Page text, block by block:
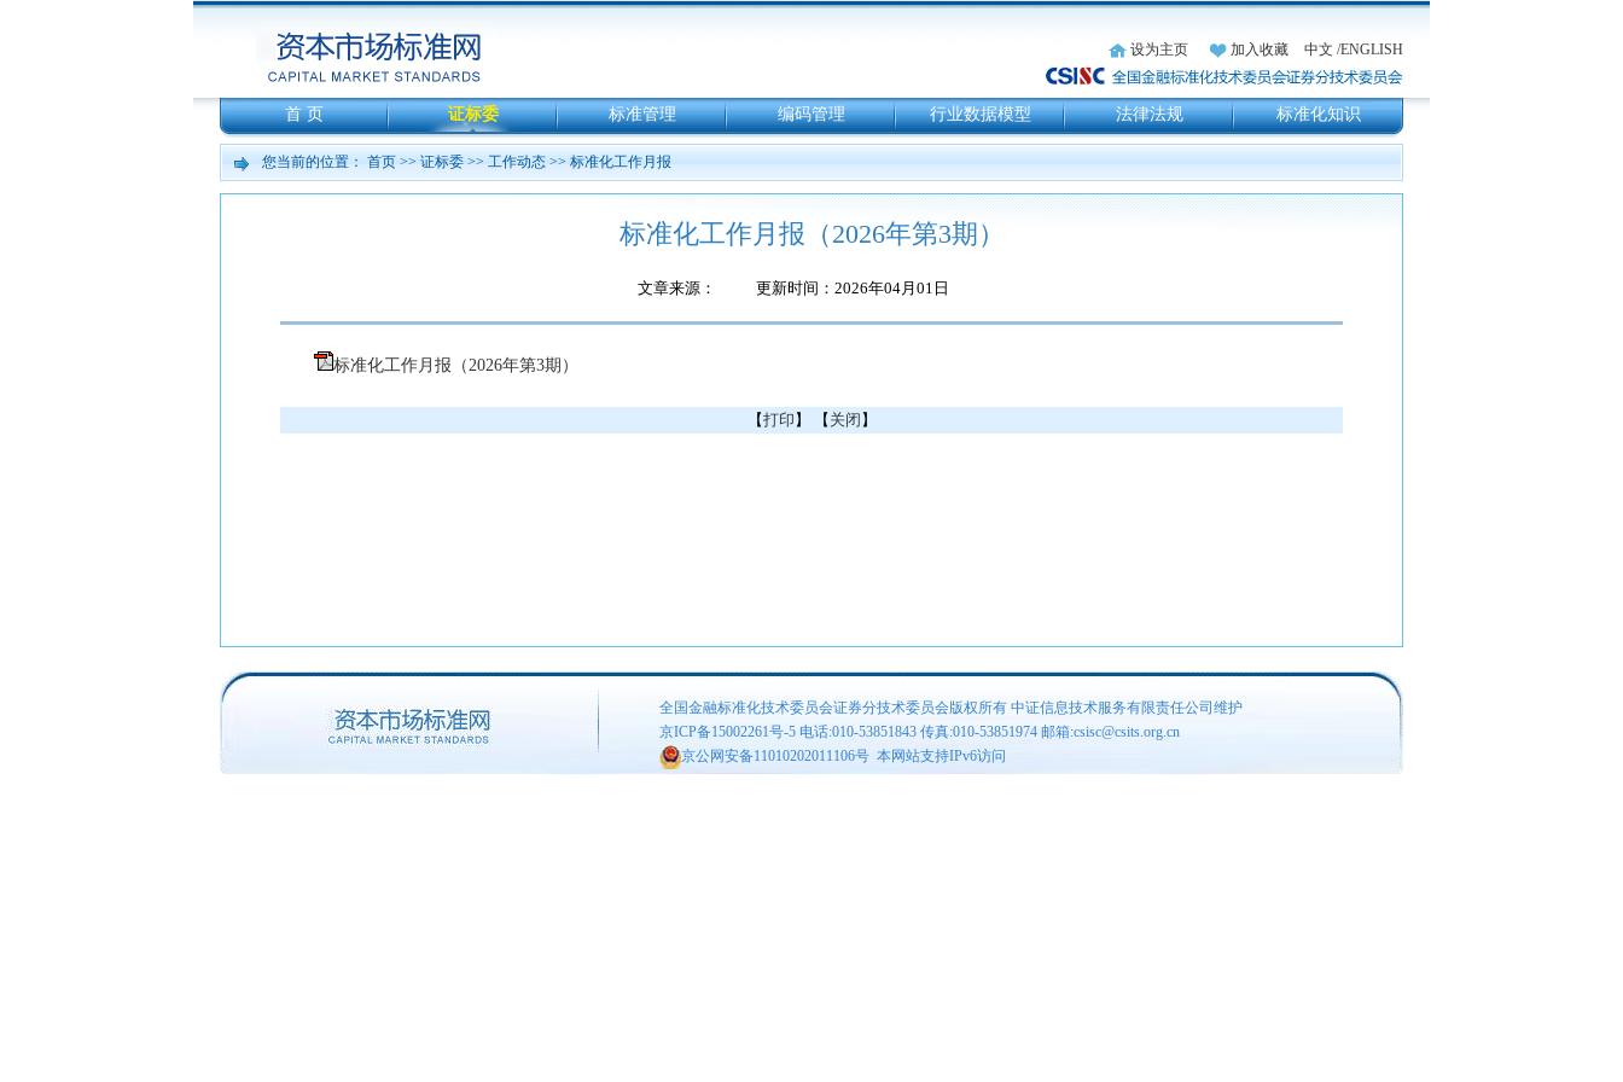
设为主页 加入收藏 中文 /ENGLISH
首 页 证标委 标准管理 编码管理 行业数据模型 法律法规 标准化知识
您当前的位置： 首页 >> 证标委 >> 工作动态 >> 标准化工作月报
标准化工作月报（2026年第3期）
文章来源： 更新时间：2026年04月01日
标准化工作月报（2026年第3期）
【打印 】 【 关闭 】
全国金融标准化技术委员会证券分技术委员会版权所有 中证信息技术服务有限责任公司维护
京ICP备15002261号-5电话:010-53851843 传真:010-53851974 邮箱:csisc@csits.org.cn
京公网安备11010202011106号本网站支持IPv6访问